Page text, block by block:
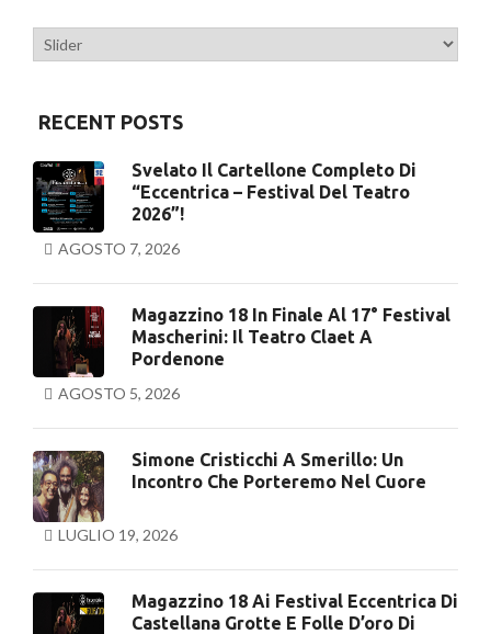
Categorie
RECENT POSTS
Svelato Il Cartellone Completo Di
“Eccentrica – Festival Del Teatro
2026”!
AGOSTO 7, 2026
Magazzino 18 In Finale Al 17° Festival
Mascherini: Il Teatro Claet A
Pordenone
AGOSTO 5, 2026
Simone Cristicchi A Smerillo: Un
Incontro Che Porteremo Nel Cuore
LUGLIO 19, 2026
Magazzino 18 Ai Festival Eccentrica Di
Castellana Grotte E Folle D’oro Di